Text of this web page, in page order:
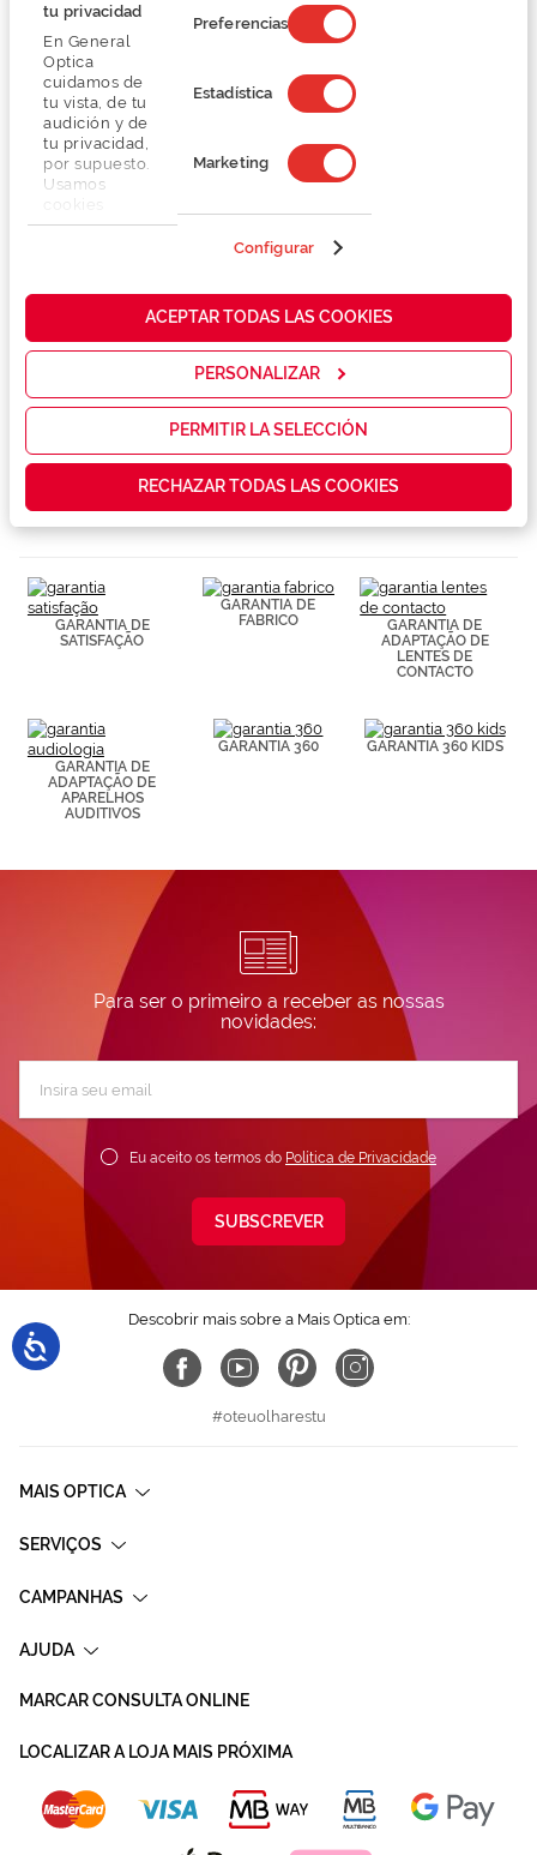
tu privacidad
En General
Optica
cuidamos de
tu vista, de tu
audición y de
tu privacidad,
por supuesto.
Usamos
propias y de
cómo mejorar
servicios y
las
que realmente
contenidos
personalizados
elaborado a
partir de tus
hábitos de
navegación
Puedes
consultar más
información en
nuestra
Política de
Preferencias
Estadística
Marketing
Configurar
ACEPTAR TODAS LAS COOKIES
PERSONALIZAR
PERMITIR LA SELECCIÓN
RECHAZAR TODAS LAS COOKIES
Detalhes
Conselhos
Serviços exclusivos
GARANTIA DE
SATISFAÇÃO
GARANTIA DE
FABRICO
GARANTIA DE
ADAPTAÇÃO DE
LENTES DE
CONTACTO
GARANTIA DE
ADAPTAÇÃO DE
APARELHOS
AUDITIVOS
GARANTIA 360 GARANTIA 360 KIDS
Para ser o primeiro a receber as nossas
novidades:
Newsletter:
Eu aceito os termos do Política de Privacidade
SUBSCREVER
Descobrir mais sobre a Mais Optica em:
#oteuolharestu
MAIS OPTICA
SERVIÇOS
CAMPANHAS
AJUDA
MARCAR CONSULTA ONLINE
LOCALIZAR A LOJA MAIS PRÓXIMA